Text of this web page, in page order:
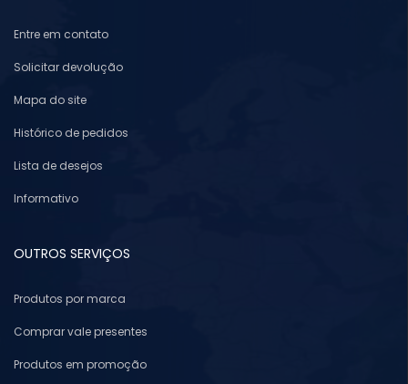
Entre em contato
Solicitar devolução
Mapa do site
Histórico de pedidos
Lista de desejos
Informativo
OUTROS SERVIÇOS
Produtos por marca
Comprar vale presentes
Produtos em promoção